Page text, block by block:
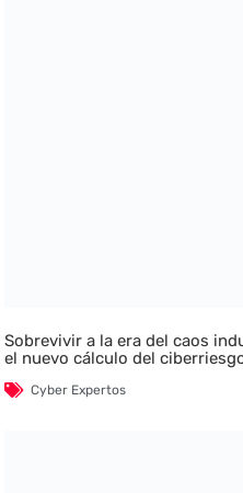
Sobrevivir a la era del caos
el nuevo cálculo del
Cyber Expertos